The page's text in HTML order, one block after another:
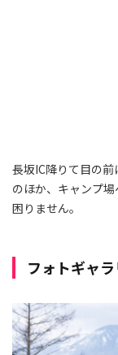
長坂IC降りて目の
のほか、キャンプ
困りません。
フォトギャ